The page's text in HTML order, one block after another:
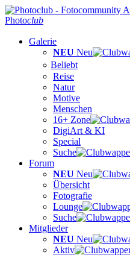
Photoclub
Galerie
NEU Neu
Beliebt
Reise
Natur
Motive
Menschen
16+ Zone
DigiArt & KI
Special
Suche
Forum
NEU Neu
Übersicht
Fotografie
Lounge
Suche
Mitglieder
NEU Neu
Aktiv